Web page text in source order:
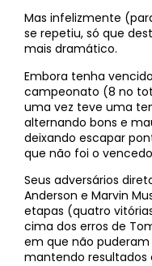
Mas infelizmente
se repetiu, só que
mais dramático.
Embora tenha
campeonato (8 no
uma vez teve uma
alternando bons e
deixando escapar
que não foi o
Seus adversários
Anderson e Marvin
etapas (quatro
cima dos erros de
em que não puderam
mantendo resultados